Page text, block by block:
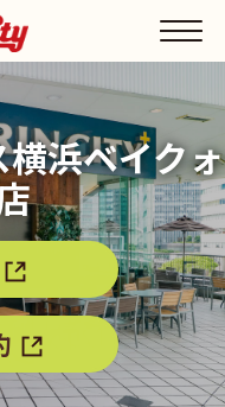
浜ベイクォ